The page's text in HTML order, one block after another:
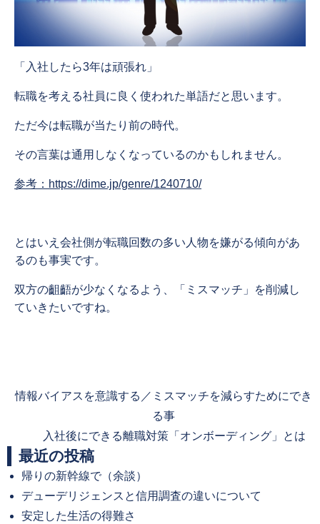
「入社したら3年は頑張れ」
転職を考える社員に良く使われた単語だと思います。
ただ今は転職が当たり前の時代。
その言葉は通用しなくなっているのかもしれません。
参考：https://dime.jp/genre/1240710/
とはいえ会社側が転職回数の多い人物を嫌がる傾向があ
るのも事実です。
双方の齟齬が少なくなるよう、「ミスマッチ」を削減し
ていきたいですね。
Previous
情報バイアスを意識する／ミスマッチを減らすためにでき
る事
Next
post:
入社後にできる離職対策「オンボーディング」とは
最近の投稿
帰りの新幹線で（余談）
デューデリジェンスと信用調査の違いについて
安定した生活の得難さ